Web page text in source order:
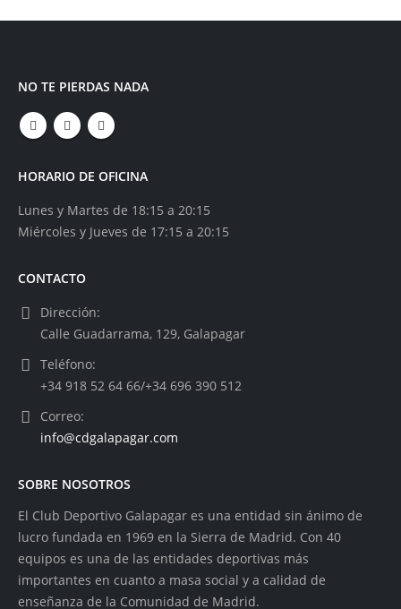
NO TE PIERDAS NADA
HORARIO DE OFICINA
Lunes y Martes de 18:15 a 20:15
Miércoles y Jueves de 17:15 a 20:15
CONTACTO
Dirección:
Calle Guadarrama, 129, Galapagar
Teléfono:
+34 918 52 64 66/+34 696 390 512
Correo:
info@cdgalapagar.com
SOBRE NOSOTROS
El Club Deportivo Galapagar es una entidad sin ánimo de
lucro fundada en 1969 en la Sierra de Madrid. Con 40
equipos es una de las entidades deportivas más
importantes en cuanto a masa social y a calidad de
enseñanza de la Comunidad de Madrid.